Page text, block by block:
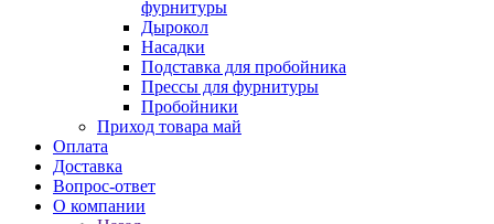
фурнитуры
Дырокол
Насадки
Подставка для пробойника
Прессы для фурнитуры
Пробойники
Приход товара май
Оплата
Доставка
Вопрос-ответ
О компании